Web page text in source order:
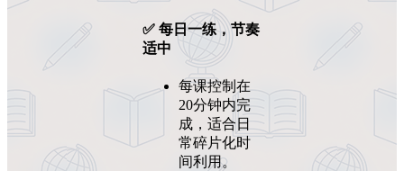
✅ 每日一练，节奏
适中
每课控制在
20分钟内完
成，适合日
常碎片化时
间利用。